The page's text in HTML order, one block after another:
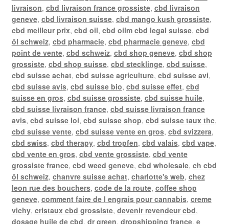
livraison, cbd livraison france grossiste, cbd livraison
geneve, cbd livraison suisse, cbd mango kush grossiste,
cbd meilleur prix, cbd oil, cbd oilm cbd legal suisse, cbd
öl schweiz, cbd pharmacie, cbd pharmacie geneve, cbd
point de vente, cbd schweiz, cbd shop geneve, cbd shop
grossiste, cbd shop suisse, cbd stecklinge, cbd suisse,
cbd suisse achat, cbd suisse agriculture, cbd suisse avi,
cbd suisse avis, cbd suisse bio, cbd suisse effet, cbd
suisse en gros, cbd suisse grossiste, cbd suisse huile,
cbd suisse livraison france, cbd suisse livraison france
avis, cbd suisse loi, cbd suisse shop, cbd suisse taux thc,
cbd suisse vente, cbd suisse vente en gros, cbd svizzera,
cbd swiss, cbd therapy, cbd tropfen, cbd valais, cbd vape,
cbd vente en gros, cbd vente grossiste, cbd vente
grossiste france, cbd weed geneve, cbd wholesale, ch cbd
öl schweiz, chanvre suisse achat, charlotte's web, chez
leon rue des bouchers, code de la route, coffee shop
geneve, comment faire de l engrais pour cannabis, creme
vichy, cristaux cbd grossiste, devenir revendeur cbd,
dosage huile de cbd, dr green, dropshipping france, e